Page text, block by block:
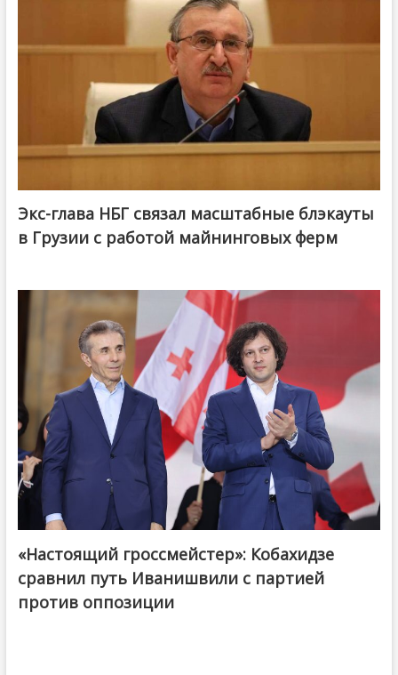
Экс-глава НБГ связал масштабные блэкауты
в Грузии с работой майнинговых ферм
@ქართული ოცნება / Georgian Dream
«Настоящий гроссмейстер»: Кобахидзе
сравнил путь Иванишвили с партией
против оппозиции